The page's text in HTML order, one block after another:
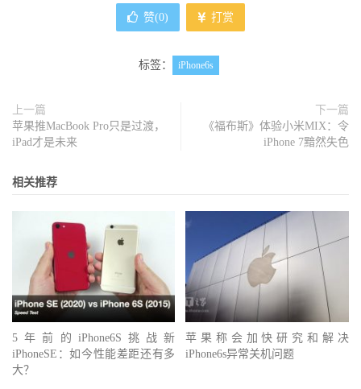
赞(0) 打赏
标签： iPhone6s
上一篇
苹果推MacBook Pro只是过渡，
iPad才是未来
下一篇
《福布斯》体验小米MIX：令
iPhone 7黯然失色
相关推荐
5年前的iPhone6S挑战新
iPhoneSE：如今性能差距还有多
大？
苹果称会加快研究和解决
iPhone6s异常关机问题